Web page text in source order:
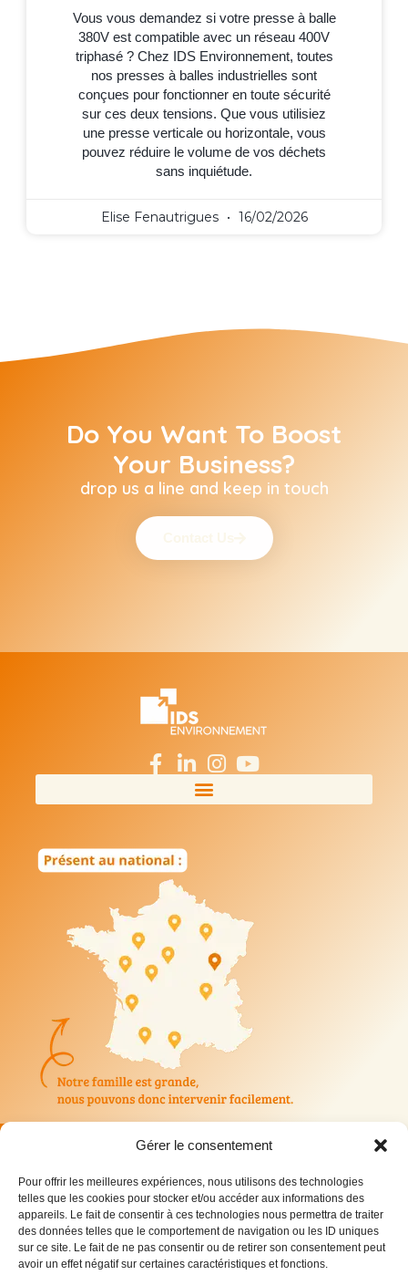
Gérer le consentement
Pour offrir les meilleures expériences, nous utilisons des technologies
telles que les cookies pour stocker et/ou accéder aux informations des
appareils. Le fait de consentir à ces technologies nous permettra de traiter
des données telles que le comportement de navigation ou les ID uniques
sur ce site. Le fait de ne pas consentir ou de retirer son consentement peut
avoir un effet négatif sur certaines caractéristiques et fonctions.
Vous vous demandez si votre presse à balle
380V est compatible avec un réseau 400V
triphasé ? Chez IDS Environnement, toutes
nos presses à balles industrielles sont
conçues pour fonctionner en toute sécurité
sur ces deux tensions. Que vous utilisiez
une presse verticale ou horizontale, vous
pouvez réduire le volume de vos déchets
sans inquiétude.
Elise Fenautrigues 16/02/2026
Do You Want To Boost
Your Business?
drop us a line and keep in touch
© 2026 IDS Environnement – Tous droits réservés |